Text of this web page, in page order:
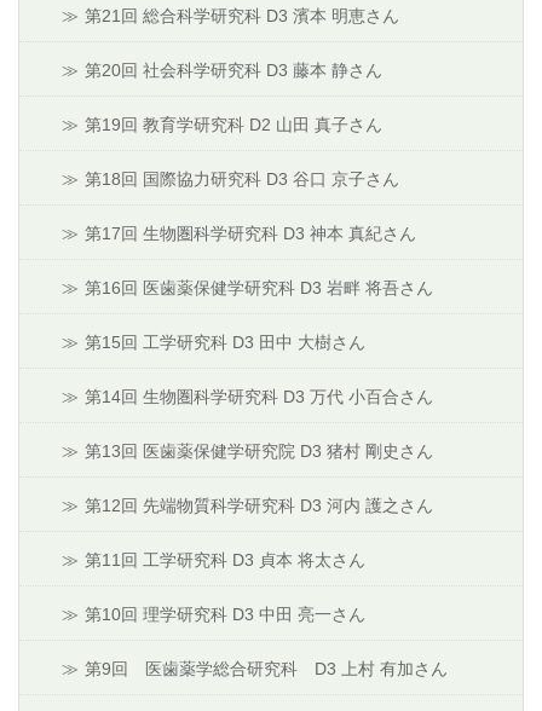
第21回 総合科学研究科 D3 濱本 明恵さん
第20回 社会科学研究科 D3 藤本 静さん
第19回 教育学研究科 D2 山田 真子さん
第18回 国際協力研究科 D3 谷口 京子さん
第17回 生物圏科学研究科 D3 神本 真紀さん
第16回 医歯薬保健学研究科 D3 岩畔 将吾さん
第15回 工学研究科 D3 田中 大樹さん
第14回 生物圏科学研究科 D3 万代 小百合さん
第13回 医歯薬保健学研究院 D3 猪村 剛史さん
第12回 先端物質科学研究科 D3 河内 護之さん
第11回 工学研究科 D3 貞本 将太さん
第10回 理学研究科 D3 中田 亮一さん
第9回 医歯薬学総合研究科 D3 上村 有加さん